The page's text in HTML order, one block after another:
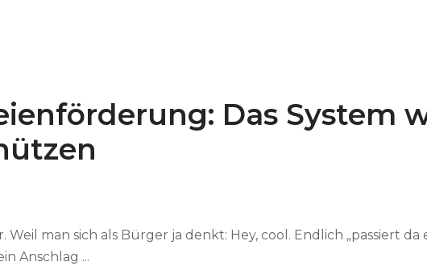
Das System
man sich als Bürger ja denkt: Hey, cool. Endlich „passiert da
Anschlag ...